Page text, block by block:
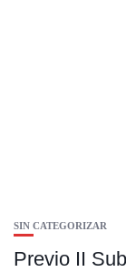
SIN CATEGORIZAR
Previo II